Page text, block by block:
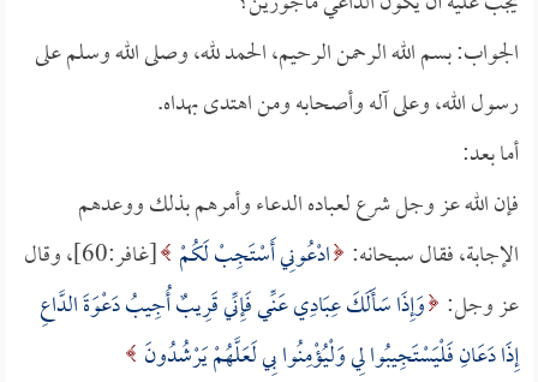
الجواب: بسم الله الرحمن الرحيم، الحمد لله، وصلى الله وسلم على
رسول الله، وعلى آله وأصحابه ومن اهتدى بهداه.
أما بعد:
فإن الله عز وجل شرع لعباده الدعاء وأمرهم بذلك ووعدهم
الإجابة، فقال سبحانه: ادْعُونِي أَسْتَجِبْ لَكُمْ
[غافر:60]، وقال
عز وجل: وَإِذَا سَأَلَكَ عِبَادِي عَنِّي فَإِنِّي قَرِيبٌ أُجِيبُ دَعْوَةَ الدَّاعِ
إِذَا دَعَانِ فَلْيَسْتَجِيبُوا لِي وَلْيُؤْمِنُوا بِي لَعَلَّهُمْ يَرْشُدُونَ